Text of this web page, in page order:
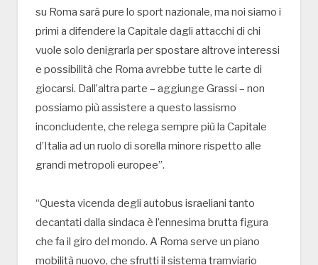
su Roma sarà pure lo sport nazionale, ma noi siamo i
primi a difendere la Capitale dagli attacchi di chi
vuole solo denigrarla per spostare altrove interessi
e possibilità che Roma avrebbe tutte le carte di
giocarsi. Dall’altra parte – aggiunge Grassi – non
possiamo più assistere a questo lassismo
inconcludente, che relega sempre più la Capitale
d’Italia ad un ruolo di sorella minore rispetto alle
grandi metropoli europee”.
“Questa vicenda degli autobus israeliani tanto
decantati dalla sindaca è l’ennesima brutta figura
che fa il giro del mondo. A Roma serve un piano
mobilità nuovo, che sfrutti il sistema tramviario